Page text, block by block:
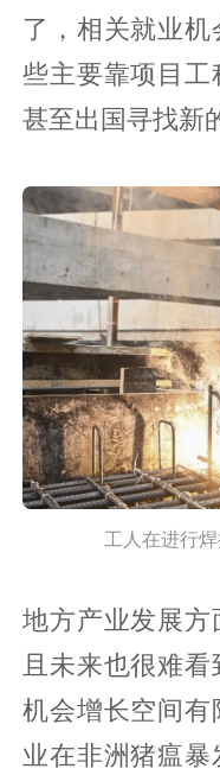
了，相关就业
些主要靠项目工
甚至出国寻找新
工人在进行
地方产业发展
且未来也很难
机会增长空间
业在非洲猪瘟